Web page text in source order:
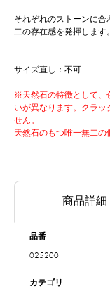
それぞれのストーンに
二の存在感を発揮します。
サイズ直し：不可
※天然石の特徴として、
いが異なります。クラ
せん。
天然石のもつ唯一無二の
商品詳細
品番
025200
カテゴリ